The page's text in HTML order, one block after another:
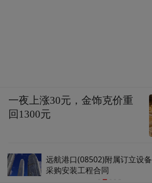
远航港口(08502)附属订立设备
采购安装工程合同
一夜上涨30元，金饰克价重
回1300元